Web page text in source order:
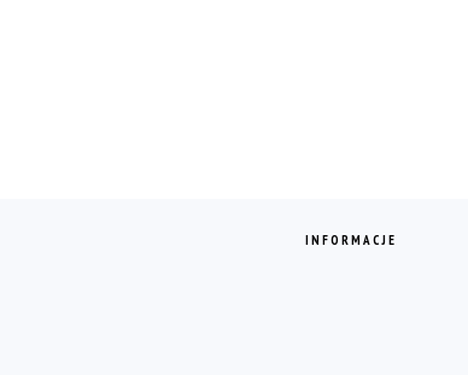
INFORMACJE